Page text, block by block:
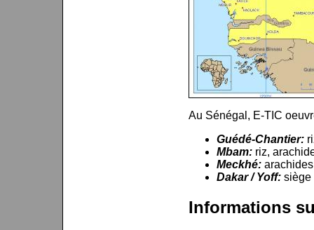
Au Sénégal, E-TIC
Guédé-Chantier:
Mbam: riz,
Meckhé:
Dakar / Yoff: siège
Informations